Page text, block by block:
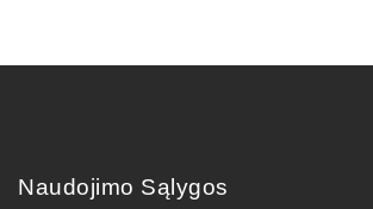
Naudojimo Sąlygos